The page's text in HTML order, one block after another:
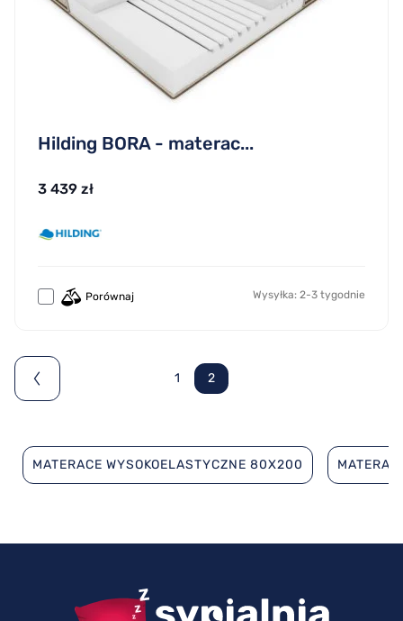
Hilding BORA - materac...
3 439 zł
Porównaj Wysyłka: 2-3 tygodnie
1 2
MATERACE WYSOKOELASTYCZNE 80X200